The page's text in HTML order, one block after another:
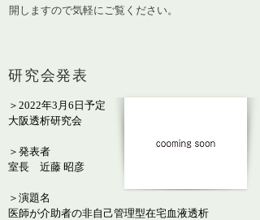
開しますので気軽にご覧ください。
研究会発表
＞2022年3月6日予定
大阪透析研究会
＞発表者
室長 近藤 昭彦
＞演題名
医師が介助者の非自己管理型在宅血液透析